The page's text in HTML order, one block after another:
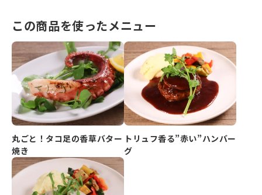
この商品を使ったメニュー
丸ごと！タコ足の香草バター
焼き
トリュフ香る”赤い”ハンバー
グ